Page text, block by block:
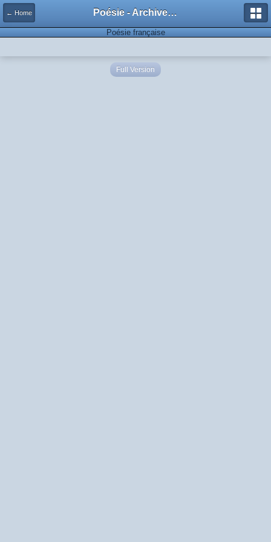
← Home Poésie - Archives de Toute La Poésie - 2005 - 2006
Poésie française
Full Version